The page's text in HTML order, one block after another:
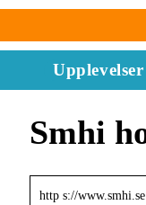
Upplevelser
Smhi
http s://